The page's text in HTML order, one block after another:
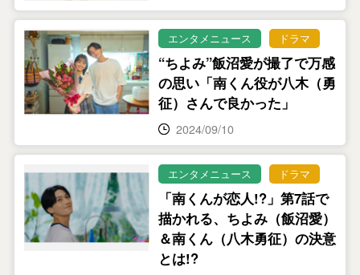
エンタメニュース ドラマ
“ちよみ”飯沼愛が撮了で万感
の思い「南くん役が八木（勇
征）さんで良かった」
2024/09/10
エンタメニュース ドラマ
「南くんが恋人!?」第7話で
描かれる、ちよみ（飯沼愛）
＆南くん（八木勇征）の決意
とは!?